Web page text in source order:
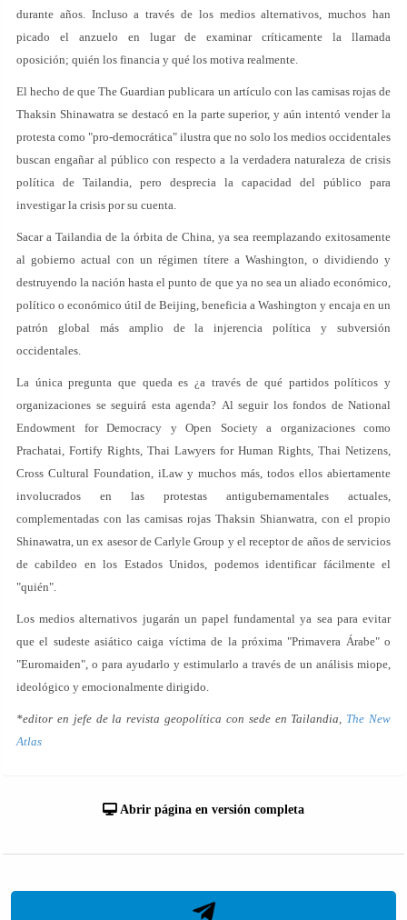
durante años. Incluso a través de los medios alternativos, muchos han
picado el anzuelo en lugar de examinar críticamente la llamada
oposición; quién los financia y qué los motiva realmente.
El hecho de que The Guardian publicara un artículo con las camisas rojas de
Thaksin Shinawatra se destacó en la parte superior, y aún intentó vender la
protesta como "pro-democrática" ilustra que no solo los medios occidentales
buscan engañar al público con respecto a la verdadera naturaleza de crisis
política de Tailandia, pero desprecia la capacidad del público para
investigar la crisis por su cuenta.
Sacar a Tailandia de la órbita de China, ya sea reemplazando exitosamente
al gobierno actual con un régimen títere a Washington, o dividiendo y
destruyendo la nación hasta el punto de que ya no sea un aliado económico,
político o económico útil de Beijing, beneficia a Washington y encaja en un
patrón global más amplio de la injerencia política y subversión
occidentales.
La única pregunta que queda es ¿a través de qué partidos políticos y
organizaciones se seguirá esta agenda? Al seguir los fondos de National
Endowment for Democracy y Open Society a organizaciones como
Prachatai, Fortify Rights, Thai Lawyers for Human Rights, Thai Netizens,
Cross Cultural Foundation, iLaw y muchos más, todos ellos abiertamente
involucrados en las protestas antigubernamentales actuales,
complementadas con las camisas rojas Thaksin Shianwatra, con el propio
Shinawatra, un ex asesor de Carlyle Group y el receptor de años de servicios
de cabildeo en los Estados Unidos, podemos identificar fácilmente el
"quién".
Los medios alternativos jugarán un papel fundamental ya sea para evitar
que el sudeste asiático caiga víctima de la próxima "Primavera Árabe" o
"Euromaiden", o para ayudarlo y estimularlo a través de un análisis miope,
ideológico y emocionalmente dirigido.
*editor en jefe de la revista geopolítica con sede en Tailandia, The New
Atlas
Abrir página en versión completa